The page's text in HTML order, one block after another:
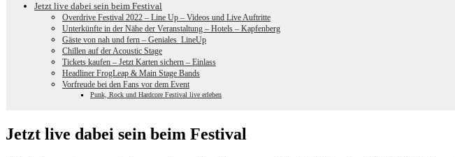
Jetzt live dabei sein beim Festival
Overdrive Festival 2022 – Line Up – Videos und Live Auftritte
Unterkünfte in der Nähe der Veranstaltung – Hotels – Kapfenberg
Gäste von nah und fern – Geniales LineUp
Chillen auf der Acoustic Stage
Tickets kaufen – Jetzt Karten sichern – Einlass
Headliner FrogLeap & Main Stage Bands
Vorfreude bei den Fans vor dem Event
Punk, Rock und Hardcore Festival live erleben
Jetzt live dabei sein beim Festival